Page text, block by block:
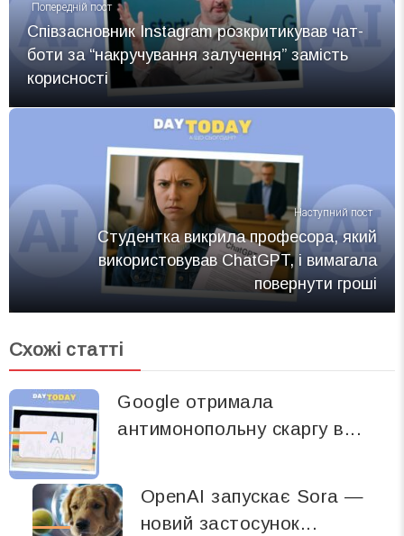
Попередній пост
Співзасновник Instagram розкритикував чат-
боти за “накручування залучення” замість
корисності
Наступний пост
Студентка викрила професора, який
використовував ChatGPT, і вимагала
повернути гроші
Схожі статті
Google отримала
антимонопольну скаргу в...
OpenAI запускає Sora —
новий застосунок...